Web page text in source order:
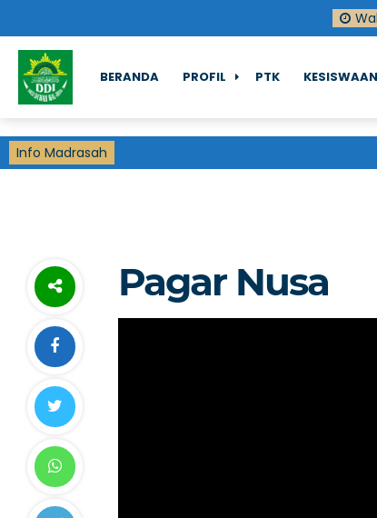
BERANDA PROFIL PTK KESISWAAN
Info Madrasah
Pagar Nusa